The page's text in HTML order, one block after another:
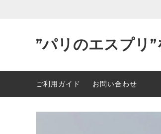
”パリのエスプリ
ご利用ガイド
お問い合わせ